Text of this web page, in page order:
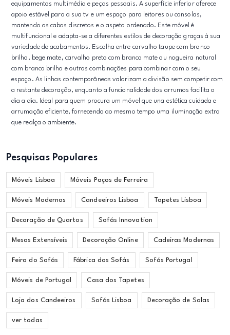
equipamentos multimédia e peças pessoais. A superfície inferior oferece
apoio estável para a sua tv e um espaço para leitores ou consolas,
mantendo os cabos discretos e o aspeto ordenado. Este móvel é
multifuncional e adapta-se a diferentes estilos de decoração graças à sua
variedade de acabamentos. Escolha entre carvalho taupe com branco
brilho, bege mate, carvalho preto com branco mate ou nogueira natural
com branco brilho e outras combinações para combinar com o seu
espaço. As linhas contemporâneas valorizam a divisão sem competir com
a restante decoração, enquanto a funcionalidade dos arrumos facilita o
dia a dia. Ideal para quem procura um móvel que una estética cuidada e
arrumação eficiente, fornecendo ao mesmo tempo uma iluminação extra
que realça o ambiente.
Pesquisas Populares
Móveis Lisboa Móveis Paços de Ferreira
Móveis Modernos Candeeiros Lisboa Tapetes Lisboa
Decoração de Quartos Sofás Innovation
Mesas Extensíveis Decoração Online Cadeiras Modernas
Feira do Sofás Fábrica dos Sofás Sofás Portugal
Móveis de Portugal Casa dos Tapetes
Loja dos Candeeiros Sofás Lisboa Decoração de Salas
ver todas